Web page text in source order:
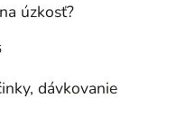
úzkosť?
dávkovanie